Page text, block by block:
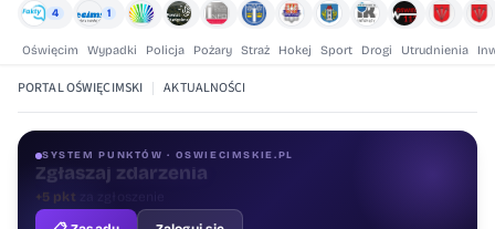
4 1
Oświęcim Wypadki Policja Pożary Straż Hokej Sport Drogi Utrudnienia
PORTAL OŚWIĘCIMSKI | AKTUALNOŚCI
SYSTEM PUNKTÓW · OSWIECIMSKIE.PL
Oceniaj treści
+1 pktza ocenę